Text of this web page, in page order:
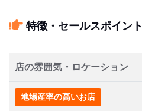
特徴・セールスポイント
店の雰囲気・ロケーション
地場産率の高いお店